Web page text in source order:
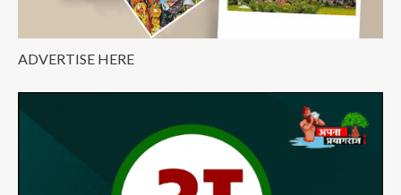
ADVERTISE HERE